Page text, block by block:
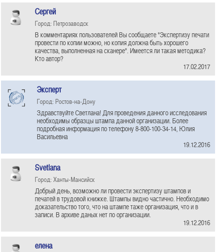
Сергей
Город: Петрозаводск
В комментариях пользователей Вы сообщаете "Экспертизу печати
провести по копии можно, но копия должна быть хорошего
качества, выполненная на сканере". Имеется ли такая методика?
Кто автор?
17.02.2017
Эксперт
Город: Ростов-на-Дону
Здравствуйте Светлана! Для проведения данного исследования
необходимы образцы штампа данной организации. Более
подробная информация по телефону 8-800-100-34-14, Юлия
Васильевна
19.12.2016
Svetlana
Город: Ханты-Мансийск
Добрый день, возможно ли провести экспертизу штампов и
печатей в трудовой книжке. Штампы видно частично. Необходимо
доказательство того, что на штампе таже организация, что и в
записи. В архиве даных нет по организации.
19.12.2016
елена